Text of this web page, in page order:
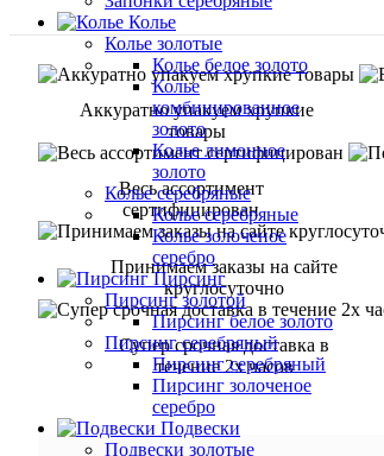
Колье
Колье золотые
Колье белое золото
Колье
комбинированное
золото
Колье лимонное
золото
Колье серебряные
Колье серебряные
Колье золоченое
серебро
Пирсинг
Пирсинг золотой
Пирсинг белое золото
Пирсинг серебряный
Пирсинг серебряный
Пирсинг золоченое
серебро
Подвески
Подвески золотые
Аккуратно упакуем хрупкие
товары
Весь ассортимент
сертифицирован
Принимаем заказы на сайте
круглосуточно
Супер срочная доставка в
течение 2х часов